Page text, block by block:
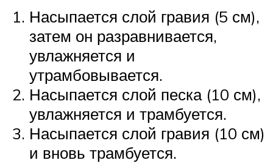
Насыпается слой гравия (5 см),
затем он разравнивается,
увлажняется и
утрамбовывается.
Насыпается слой песка (10 см),
увлажняется и трамбуется.
Насыпается слой гравия (10 см)
и вновь трамбуется.